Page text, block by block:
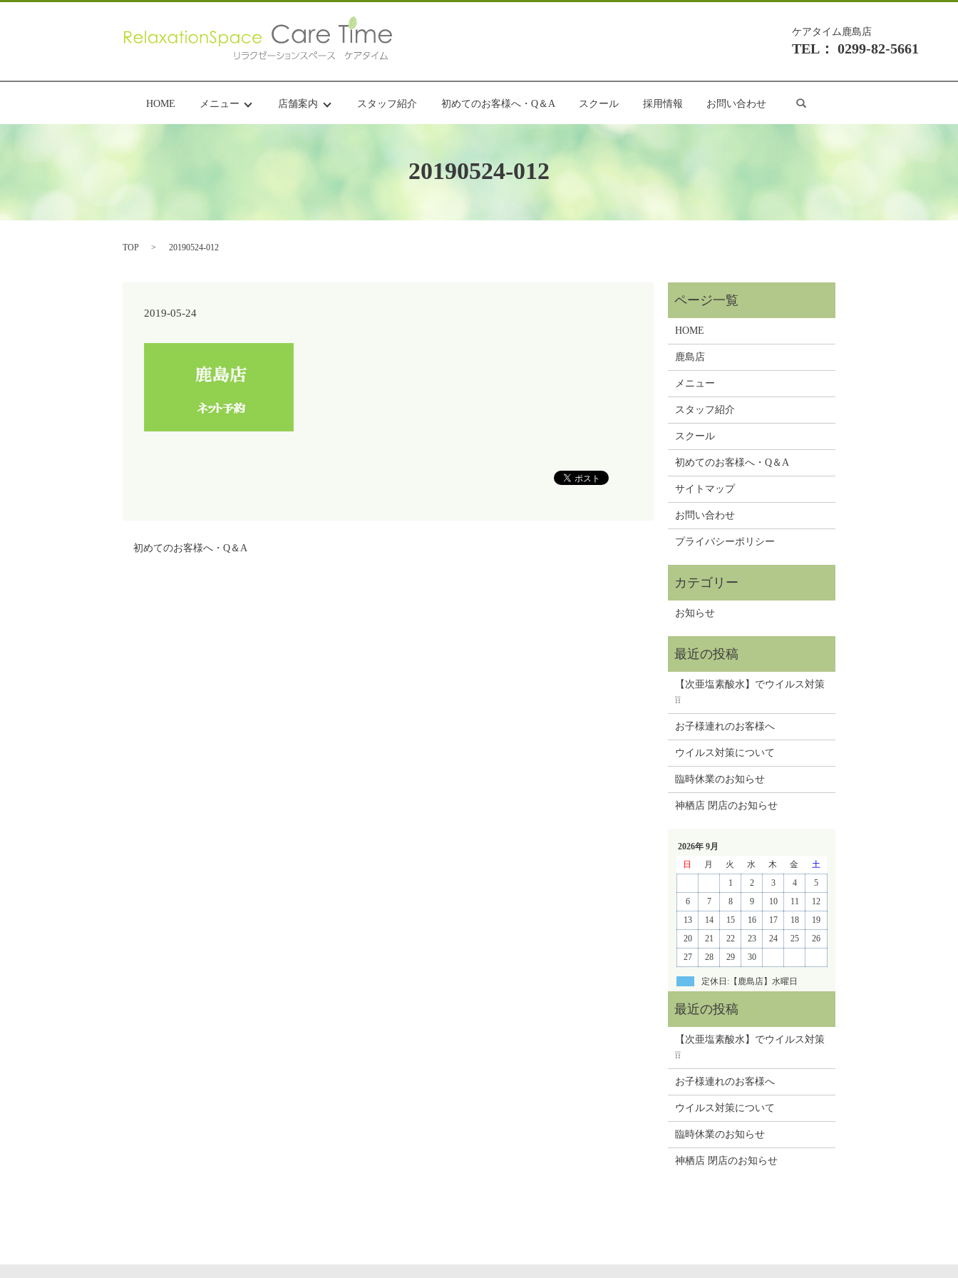
ケアタイム鹿島店
TEL： 0299-82-5661
HOME メニュー 店舗案内 スタッフ紹介 初めてのお客様へ・Q＆A スクール 採用情報 お問い合わせ
20190524-012
TOP 20190524-012
2019-05-24
初めてのお客様へ・Q＆A
HOME
鹿島店
メニュー
スタッフ紹介
スクール
初めてのお客様へ・Q＆A
サイトマップ
お問い合わせ
プライバシーポリシー
お知らせ
【次亜塩素酸水】でウイルス対策
❕❕
お子様連れのお客様へ
ウイルス対策について
臨時休業のお知らせ
神栖店 閉店のお知らせ
2026年 9月
日
月 火 水 木 金
土
1
2 3 4
5
6
7 8 9 10 11
12
13
14 15 16 17 18
19
20
21 22 23 24 25
26
27
28 29 30
定休日:【鹿島店】水曜日
【次亜塩素酸水】でウイルス対策
❕❕
お子様連れのお客様へ
ウイルス対策について
臨時休業のお知らせ
神栖店 閉店のお知らせ